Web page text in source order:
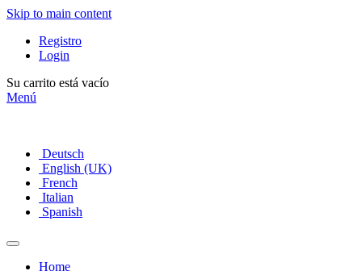
Skip to main content
Registro
Login
Su carrito está vacío
Menú
Deutsch
English (UK)
French
Italian
Spanish
Home